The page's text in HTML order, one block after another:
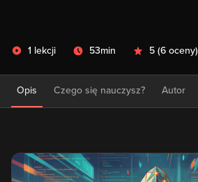
1 lekcji 53min 5 (6 oceny)
Opis Czego się nauczysz? Autor